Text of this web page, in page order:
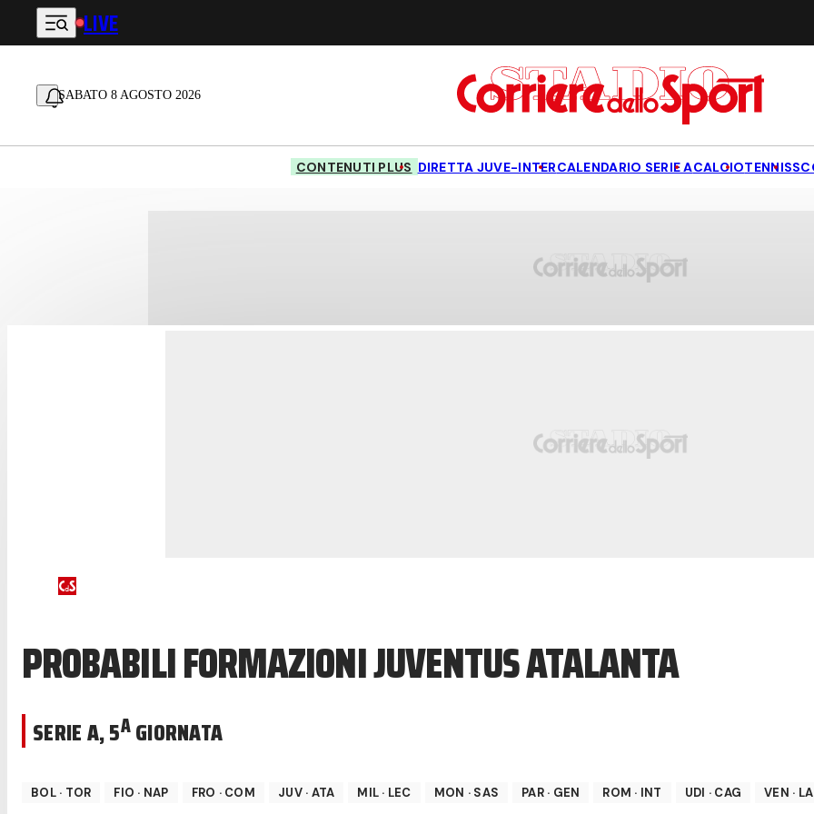
Vai al contenuto principale
LIVE
SABATO 8 AGOSTO 2026
CONTENUTI PLUS DIRETTA JUVE-INTERCALENDARIO SERIE ACALCIOTENNIS
PROBABILI FORMAZIONI JUVENTUS ATALANTA
SERIE A,5AGIORNATA
BOL· TOR FIO · NAP FRO · COM JUV· ATA MIL · LEC MON · SAS PAR· GEN ROM · INT UDI · CAG VEN ·